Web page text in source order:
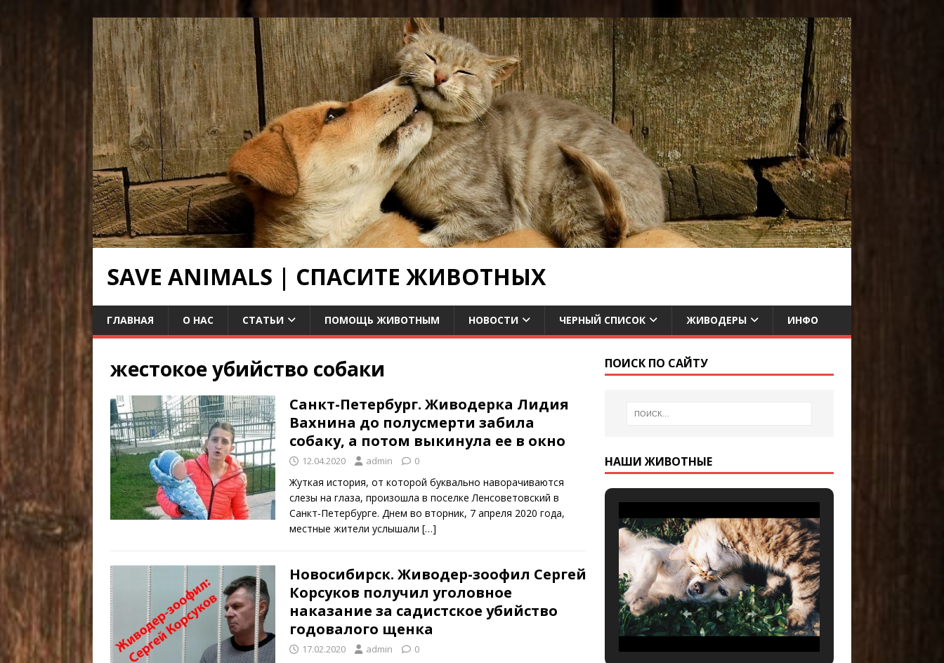
SAVE ANIMALS | СПАСИТЕ ЖИВОТНЫХ
ГЛАВНАЯ О НАС СТАТЬИ ПОМОЩЬ ЖИВОТНЫМ НОВОСТИ ЧЕРНЫЙ СПИСОК ЖИВОДЕРЫ ИНФО
жестокое убийство собаки
Санкт-Петербург. Живодерка Лидия
Вахнина до полусмерти забила
собаку, а потом выкинула ее в окно
12.04.2020 admin 0
Жуткая история, от которой буквально наворачиваются
слезы на глаза, произошла в поселке Ленсоветовский в
Санкт-Петербурге. Днем во вторник, 7 апреля 2020 года,
местные жители услышали […]
Новосибирск. Живодер-зоофил Сергей
Корсуков получил уголовное
наказание за садистское убийство
годовалого щенка
17.02.2020 admin 0
ПОИСК ПО САЙТУ
НАШИ ЖИВОТНЫЕ